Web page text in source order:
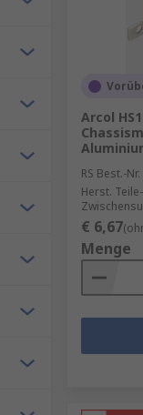
Arcol
RS Best.-Nr.
Herst.
€ 6,67
Menge